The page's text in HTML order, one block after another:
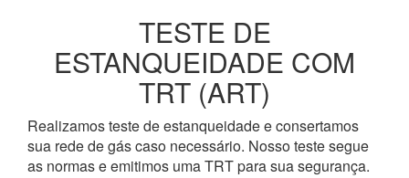
TESTE DE
ESTANQUEIDADE COM
TRT (ART)
Realizamos teste de estanqueidade e consertamos
sua rede de gás caso necessário. Nosso teste segue
as normas e emitimos uma TRT para sua segurança.